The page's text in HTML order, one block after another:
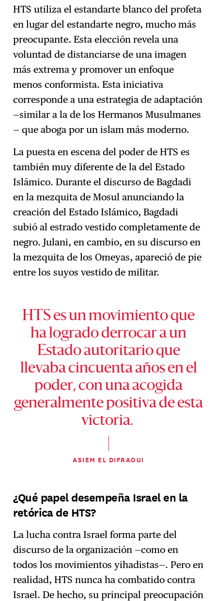
HTS utiliza el estandarte blanco del profeta
en lugar del estandarte negro, mucho más
preocupante. Esta elección revela una
voluntad de distanciarse de una imagen
más extrema y promover un enfoque
menos conformista. Esta iniciativa
corresponde a una estrategia de adaptación
—similar a la de los Hermanos Musulmanes
— que aboga por un islam más moderno.
La puesta en escena del poder de HTS es
también muy diferente de la del Estado
Islámico. Durante el discurso de Bagdadi
en la mezquita de Mosul anunciando la
creación del Estado Islámico, Bagdadi
subió al estrado vestido completamente de
negro. Julani, en cambio, en su discurso en
la mezquita de los Omeyas, apareció de pie
entre los suyos vestido de militar.
HTS es un movimiento que
ha logrado derrocar a un
Estado autoritario que
llevaba cincuenta años en el
poder, con una acogida
generalmente positiva de esta
victoria.
ASIEM EL DIFRAOUI
¿Qué papel desempeña Israel en la
retórica de HTS?
La lucha contra Israel forma parte del
discurso de la organización —como en
todos los movimientos yihadistas—. Pero en
realidad, HTS nunca ha combatido contra
Israel. De hecho, su principal preocupación